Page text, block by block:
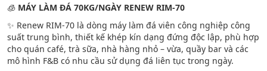
🧊 MÁY LÀM ĐÁ 70KG/NGÀY RENEW RIM-70
✨ Renew RIM-70 là dòng máy làm đá viên công nghiệp công
suất trung bình, thiết kế khép kín dạng đứng độc lập, phù hợp
cho quán café, trà sữa, nhà hàng nhỏ – vừa, quầy bar và các
mô hình F&B có nhu cầu sử dụng đá liên tục trong ngày.